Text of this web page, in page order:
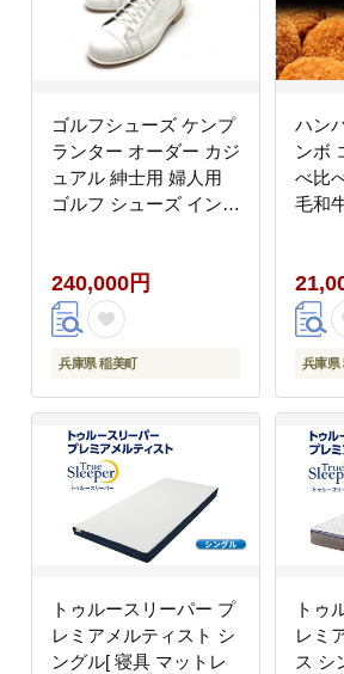
ゴルフシューズ ケンプ
ランター オーダー カジ
ュアル 紳士用 婦人用
ゴルフ シューズ インソ
革 皮 レザー スポーツ
アウトドア 手作り
240,000円
兵庫県 稲美町
ハン
ンボ
べ比
毛和
兵庫県
トゥルースリーパー プ
レミアメルティスト シ
ングル[ 寝具 マットレ
トゥ
レミ
ス シ